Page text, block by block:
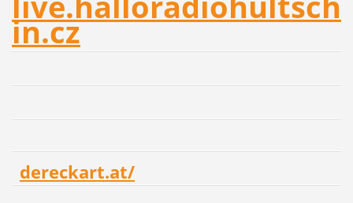
in.cz
dereckart.at/